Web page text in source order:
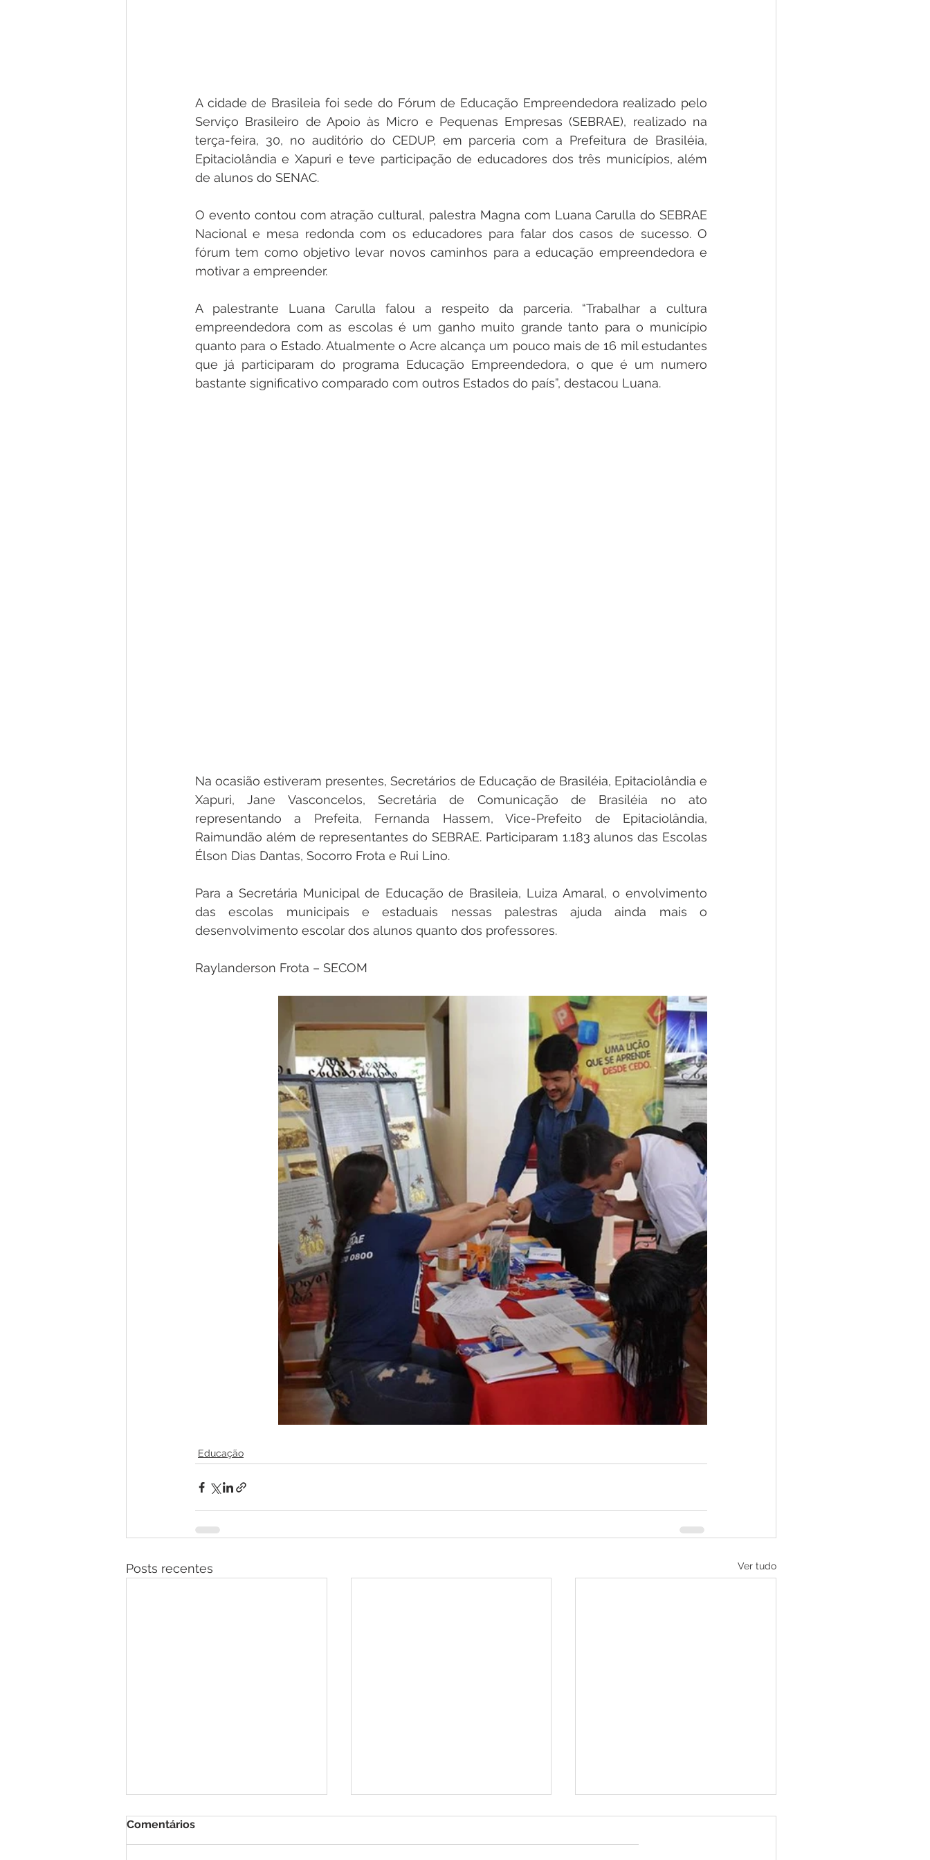
A cidade de Brasileia foi sede do Fórum de Educação Empreendedora realizado pelo
Serviço Brasileiro de Apoio às Micro e Pequenas Empresas (SEBRAE), realizado na
terça-feira, 30, no auditório do CEDUP, em parceria com a Prefeitura de Brasiléia,
Epitaciolândia e Xapuri e teve participação de educadores dos três municípios, além
de alunos do SENAC.
O evento contou com atração cultural, palestra Magna com Luana Carulla do SEBRAE
Nacional e mesa redonda com os educadores para falar dos casos de sucesso. O
fórum tem como objetivo levar novos caminhos para a educação empreendedora e
motivar a empreender.
A palestrante Luana Carulla falou a respeito da parceria. “Trabalhar a cultura
empreendedora com as escolas é um ganho muito grande tanto para o município
quanto para o Estado. Atualmente o Acre alcança um pouco mais de 16 mil estudantes
que já participaram do programa Educação Empreendedora, o que é um numero
bastante significativo comparado com outros Estados do país”, destacou Luana.
Na ocasião estiveram presentes, Secretários de Educação de Brasiléia, Epitaciolândia e
Xapuri, Jane Vasconcelos, Secretária de Comunicação de Brasiléia no ato
representando a Prefeita, Fernanda Hassem, Vice-Prefeito de Epitaciolândia,
Raimundão além de representantes do SEBRAE. Participaram 1.183 alunos das Escolas
Élson Dias Dantas, Socorro Frota e Rui Lino.
Para a Secretária Municipal de Educação de Brasileia, Luiza Amaral, o envolvimento
das escolas municipais e estaduais nessas palestras ajuda ainda mais o
desenvolvimento escolar dos alunos quanto dos professores.
Raylanderson Frota – SECOM
Educação
Posts recentes Ver tudo
Comentários